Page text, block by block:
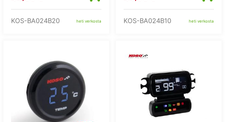
KOS-BA024B20 heti verkosta KOS-BA024B10 heti verkosta